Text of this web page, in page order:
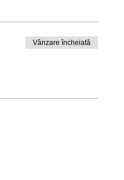
Vânzare încheiată